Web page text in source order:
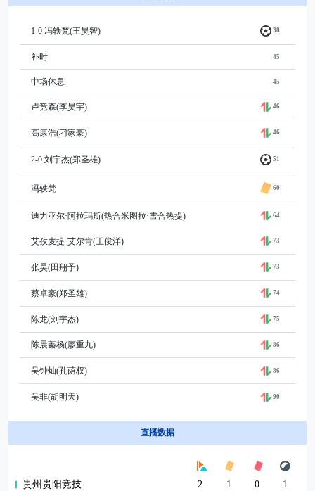
1-0 冯轶梵(王昊智) 38
补时 45
中场休息 45
卢竞森(李昊宇) 46
高康浩(刁家豪) 46
2-0 刘宇杰(郑圣雄) 51
冯轶梵 60
迪力亚尔·阿拉玛斯(热合米图拉·雪合热提) 64
艾孜麦提·艾尔肯(王俊洋) 73
张昊(田翔予) 73
蔡卓豪(郑圣雄) 74
陈龙(刘宇杰) 75
陈晨蓁杨(廖重九) 86
吴钟灿(孔荫权) 86
吴非(胡明天) 90
直播数据
贵州贵阳竞技 2 1 0
1